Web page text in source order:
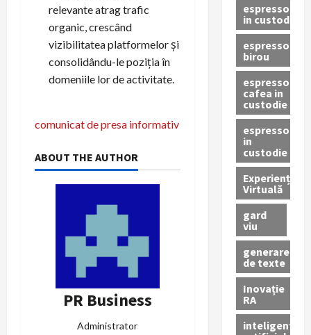
relevante atrag trafic
organic, crescând
vizibilitatea platformelor și
consolidându-le poziția în
domeniile lor de activitate.
N
a
comunicat de presa informativ
ABOUT THE AUTHOR
PR Business
Administrator
espressoare
in custodie
espressor
birou
espressor
cafea in
custodie
espressor
in
custodie
Experiență
Virtuală
gard
viu
generare
de texte
Inovație
RA
inteligenta